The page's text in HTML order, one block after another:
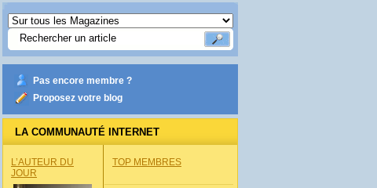
Pas encore membre ?
Proposez votre blog
LA COMMUNAUTÉ INTERNET
L’AUTEUR DU
JOUR
TOP MEMBRES